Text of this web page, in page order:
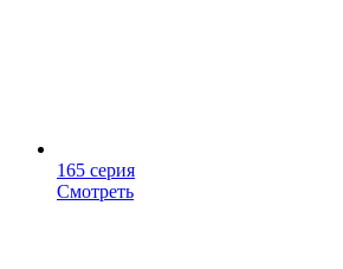
165 серия
Смотреть